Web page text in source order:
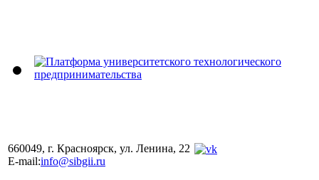
660049, г. Красноярск, ул. Ленина, 22
E-mail:info@sibgii.ru